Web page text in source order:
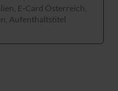
E-Card Österreich,
Aufenthaltstitel